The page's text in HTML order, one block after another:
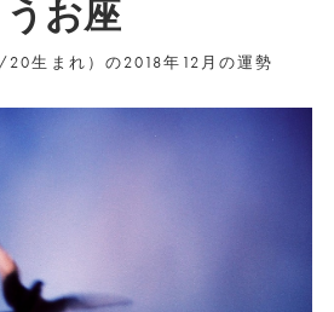
うお座
生まれ）の2018年12月の運勢